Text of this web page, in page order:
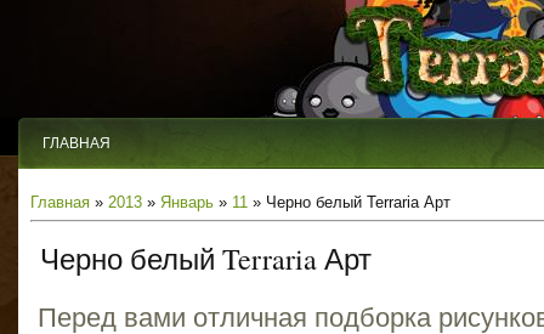
ГЛАВНАЯ
Главная » 2013 » Январь » 11 » Черно белый Terraria Арт
Черно белый Terraria Арт
Перед вами отличная подборка